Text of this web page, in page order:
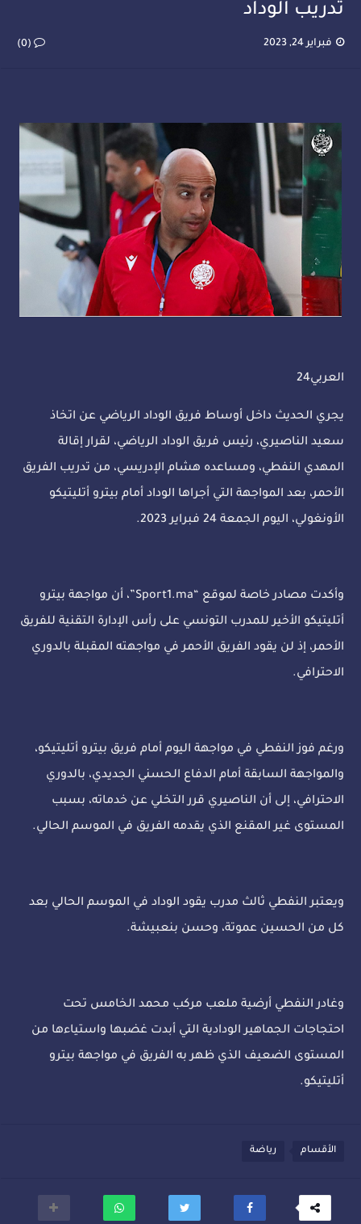
تدريب الوداد
فبراير 24, 2023 (0)
العربي24
يجري الحديث داخل أوساط فريق الوداد الرياضي عن اتخاذ
سعيد الناصيري، رئيس فريق الوداد الرياضي، لقرار إقالة
المهدي النفطي، ومساعده هشام الإدريسي، من تدريب الفريق
الأحمر، بعد المواجهة التي أجراها الوداد أمام بيترو أتليتيكو
الأونغولي، اليوم الجمعة 24 فبراير 2023.
وأكدت مصادر خاصة لموقع “Sport1.ma”، أن مواجهة بيترو
أتليتيكو الأخير للمدرب التونسي على رأس الإدارة التقنية للفريق
الأحمر، إذ لن يقود الفريق الأحمر في مواجهته المقبلة بالدوري
الاحترافي.
ورغم فوز النفطي في مواجهة اليوم أمام فريق بيترو أتليتيكو،
والمواجهة السابقة أمام الدفاع الحسني الجديدي، بالدوري
الاحترافي، إلى أن الناصيري قرر التخلي عن خدماته، بسبب
المستوى غير المقنع الذي يقدمه الفريق في الموسم الحالي.
ويعتبر النفطي ثالث مدرب يقود الوداد في الموسم الحالي بعد
كل من الحسين عموتة، وحسن بنعبيشة.
وغادر النفطي أرضية ملعب مركب محمد الخامس تحت
احتجاجات الجماهير الودادية التي أبدت غضبها واستياءها من
المستوى الضعيف الذي ظهر به الفريق في مواجهة بيترو
أتليتيكو.
الأقسام رياضة